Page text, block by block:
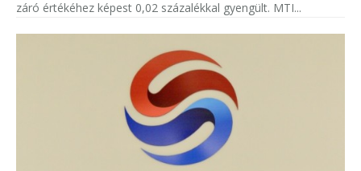
záró értékéhez képest 0,02 százalékkal gyengült. MTI...